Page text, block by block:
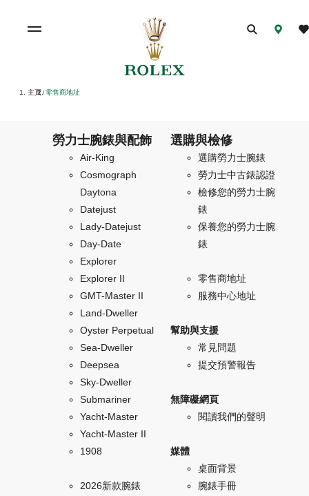
主頁/ 零售商地址
勞力士腕錶與配飾
Air-King
Cosmograph
Daytona
Datejust
Lady-Datejust
Day-Date
Explorer
Explorer II
GMT-Master II
Land-Dweller
Oyster Perpetual
Sea-Dweller
Deepsea
Sky-Dweller
Submariner
Yacht-Master
Yacht-Master II
1908
2026新款腕錶
選購與檢修
選購勞力士腕錶
勞力士中古錶認證
檢修您的勞力士腕
錶
保養您的勞力士腕
錶
零售商地址
服務中心地址
幫助與支援
常見問題
提交預警報告
無障礙網頁
閱讀我們的聲明
媒體
桌面背景
腕錶手冊